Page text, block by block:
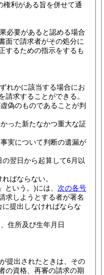
権利がある旨を併せて通
必要があると認める場合
面で請求者がその処分に
するための指示をするも
れかに該当する場合にお
請求することができる。
偽のものであることが判
った新たなかつ重大な証
実について判断の遺漏が
翌日から起算して6月以
ばならない。
という。)には、 次の各号
求しようとする者が署名
提出しなければならな
住所及び生年月日
提出されたときは、その
の資格、再審の請求の期